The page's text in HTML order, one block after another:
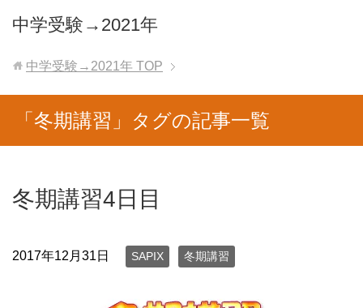
中学受験→2021年
中学受験→2021年 TOP
「冬期講習」タグの記事一覧
冬期講習4日目
2017年12月31日 SAPIX 冬期講習